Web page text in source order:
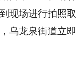
现场进行拍照取
乌龙泉街道立即